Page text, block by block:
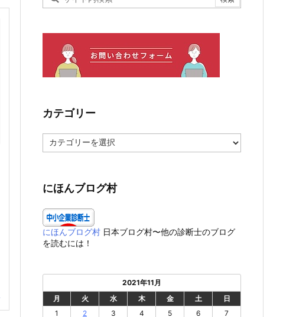
カテゴリー
テ
ー
にほんブログ村
にほんブログ村 日本ブログ村〜他の診断士のブログ
を読むには！
2021年11月
月
火 水 木 金 土
日
1
2 3 4 5 6
7